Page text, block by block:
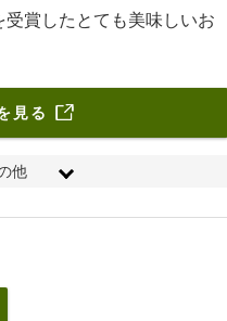
賞したとても美味しいお
見る
他
井茶（100g）ギフトカ－トンサ